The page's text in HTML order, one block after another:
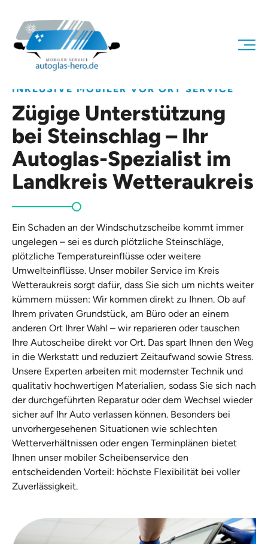
INKLUSIVE MOBILER VOR ORT SERVICE
Zügige Unterstützung
bei Steinschlag – Ihr
Autoglas-Spezialist im
Landkreis Wetteraukreis
Ein Schaden an der Windschutzscheibe kommt immer
ungelegen – sei es durch plötzliche Steinschläge,
plötzliche Temperatureinflüsse oder weitere
Umwelteinflüsse. Unser mobiler Service im Kreis
Wetteraukreis sorgt dafür, dass Sie sich um nichts weiter
kümmern müssen: Wir kommen direkt zu Ihnen. Ob auf
Ihrem privaten Grundstück, am Büro oder an einem
anderen Ort Ihrer Wahl – wir reparieren oder tauschen
Ihre Autoscheibe direkt vor Ort. Das spart Ihnen den Weg
in die Werkstatt und reduziert Zeitaufwand sowie Stress.
Unsere Experten arbeiten mit modernster Technik und
qualitativ hochwertigen Materialien, sodass Sie sich nach
der durchgeführten Reparatur oder dem Wechsel wieder
sicher auf Ihr Auto verlassen können. Besonders bei
unvorhergesehenen Situationen wie schlechten
Wetterverhältnissen oder engen Terminplänen bietet
Ihnen unser mobiler Scheibenservice den
entscheidenden Vorteil: höchste Flexibilität bei voller
Zuverlässigkeit.